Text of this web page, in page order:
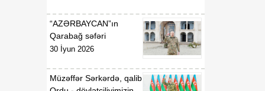
mərhələ
Xarici ölkələrin informasiya
şəbəkələrinə hücumlar
edən şəxslər saxlanılıblar
18:20
07 Avqust
“AZƏRBAYCAN”ın
Qarabağ səfəri
30 İyun 2026
Müzəffər Sərkərdə, qalib